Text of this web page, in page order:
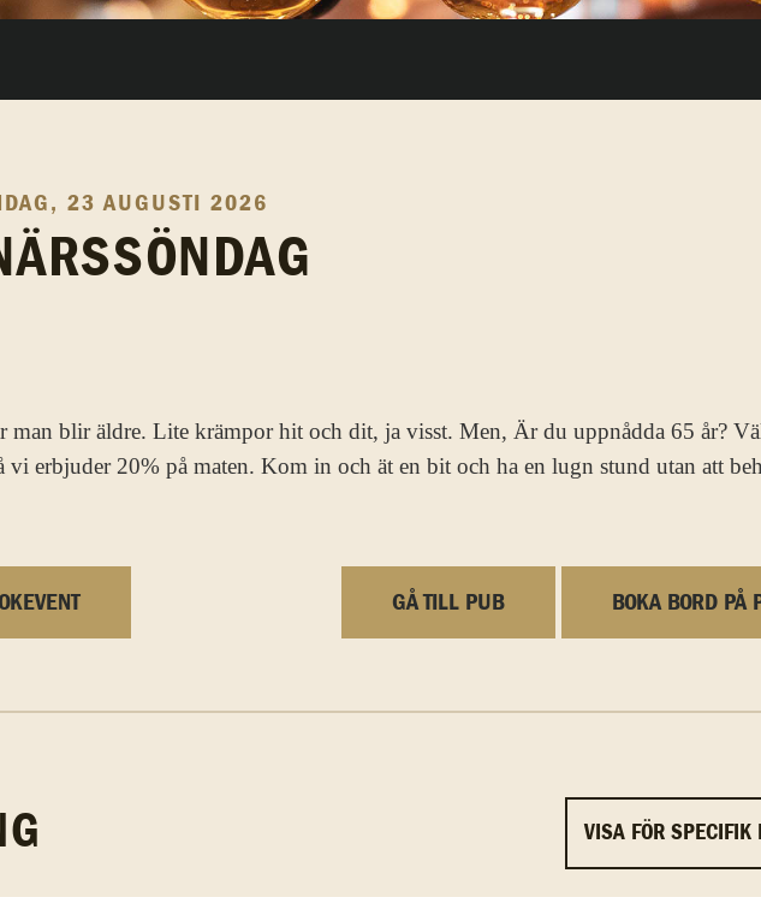
23 AUGUSTI 2026
man blir äldre. Lite krämpor hit och dit, ja visst. Men, Är du uppnådda 65 år?
vi erbjuder 20% på maten. Kom in och ät en bit och ha en lugn stund utan att
GÅ TILL PUB BOKA BORD PÅ